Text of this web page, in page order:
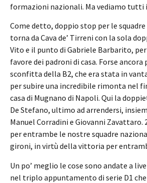
formazioni nazionali. Ma vediamo tutti
Come detto, doppio stop per le
torna da Cava de’ Tirreni con la sola
Vito e il punto di Gabriele Barbarito,
favore dei padroni di casa. Forse ancora
sconfitta della B2, che era stata in
per subire una incredibile rimonta nel
casa di Mugnano di Napoli. Qui la
De Stefano, ultimo ad arrendersi,
Manuel Corradini e Giovanni Zavattaro.
per entrambe le nostre squadre
gironi, in virtù della vittoria per
Un po’ meglio le cose sono andate a
nel triplo appuntamento di serie D1